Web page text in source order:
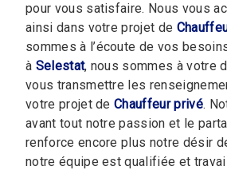
pour vous satisfaire. Nous vous
ainsi dans votre projet de
sommes à l’écoute de vos
à Selestat, nous sommes à votre
vous transmettre les
votre projet deChauffeur privé.
avant tout notre passion et le
renforce encore plus notre désir
notre équipe est qualifiée et